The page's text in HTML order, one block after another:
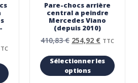
Pare-chocs arrière
central a peindre
Mercedes Viano
(depuis 2010)
410,83€ 254,92 € TTC
Sélectionner les
options